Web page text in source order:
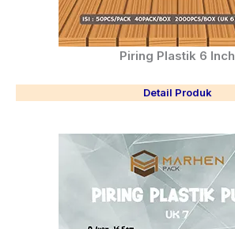
Piring Plastik 6 Inch
Detail Produk